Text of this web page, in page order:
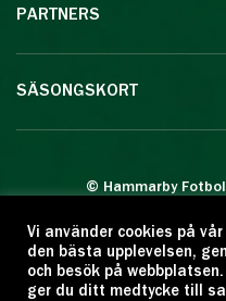
PARTNERS
SÄSONGSKORT
© Hammarby
Eftertryck eller
Citera oss
Vi använder cookies på
den bästa upplevelsen,
och besök på
ger du ditt medtycke till